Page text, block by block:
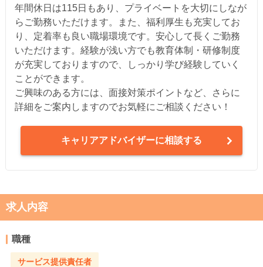
年間休日は115日もあり、プライベートを大切にしなが
らご勤務いただけます。また、福利厚生も充実してお
り、定着率も良い職場環境です。安心して長くご勤務
いただけます。経験が浅い方でも教育体制・研修制度
が充実しておりますので、しっかり学び経験していく
ことができます。
ご興味のある方には、面接対策ポイントなど、さらに
詳細をご案内しますのでお気軽にご相談ください！
キャリアアドバイザーに相談する
求人内容
職種
サービス提供責任者